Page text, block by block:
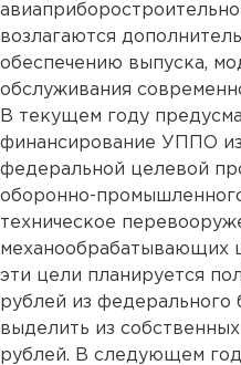
возлагаются
обеспечению выпуска,
обслуживания
В текущем году
финансирование УППО
федеральной целевой
оборонно-
техническое
механообрабатывающих
эти цели планируется
рублей из федерального
выделить из
рублей. В следующем